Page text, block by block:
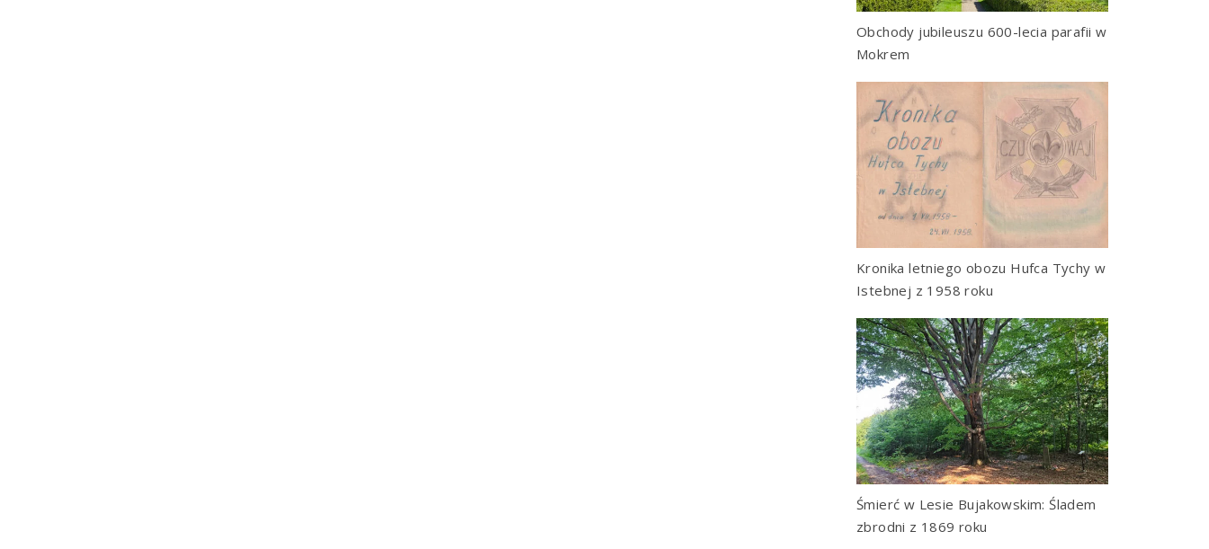
Obchody jubileuszu 600-lecia parafii w
Mokrem
Kronika letniego obozu Hufca Tychy w
Istebnej z 1958 roku
Śmierć w Lesie Bujakowskim: Śladem
zbrodni z 1869 roku